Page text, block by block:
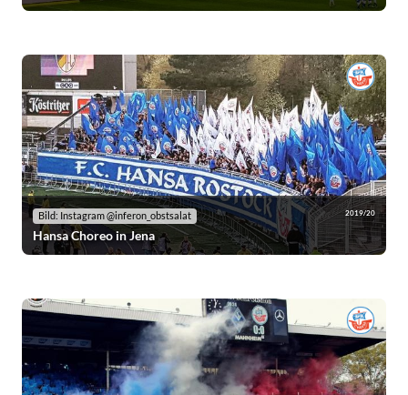
Bild: Instagram @inferon_obstsalat 2019/20
Hansa Choreo in Jena